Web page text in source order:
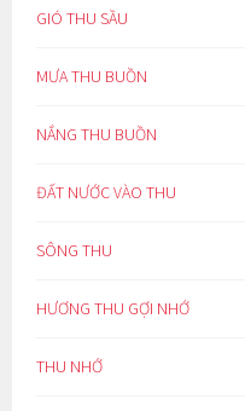
GIÓ THU SẦU
MƯA THU BUỒN
NẮNG THU BUỒN
ĐẤT NƯỚC VÀO THU
SÔNG THU
HƯƠNG THU GỢI NHỚ
THU NHỚ